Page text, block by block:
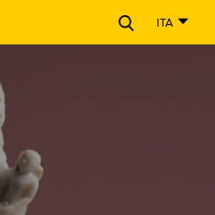
CHIUDI
ITA